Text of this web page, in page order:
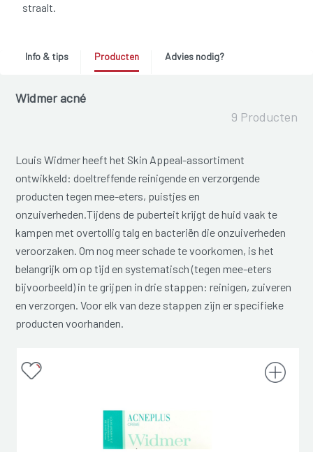
straalt.
Info & tips Producten Advies nodig?
Widmer acné
9 Producten
Louis Widmer heeft het Skin Appeal-assortiment
ontwikkeld: doeltreffende reinigende en verzorgende
producten tegen mee-eters, puistjes en
onzuiverheden.Tijdens de puberteit krijgt de huid vaak te
kampen met overtollig talg en bacteriën die onzuiverheden
veroorzaken. Om nog meer schade te voorkomen, is het
belangrijk om op tijd en systematisch (tegen mee-eters
bijvoorbeeld) in te grijpen in drie stappen: reinigen, zuiveren
en verzorgen. Voor elk van deze stappen zijn er specifieke
producten voorhanden.